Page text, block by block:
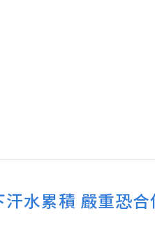
汗水累積 嚴重恐